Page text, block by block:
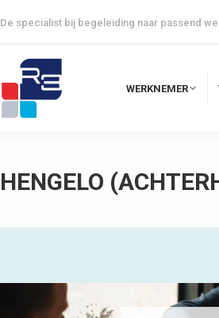
De specialist bij begeleiding naar passend
WERKNEMER
HENGELO